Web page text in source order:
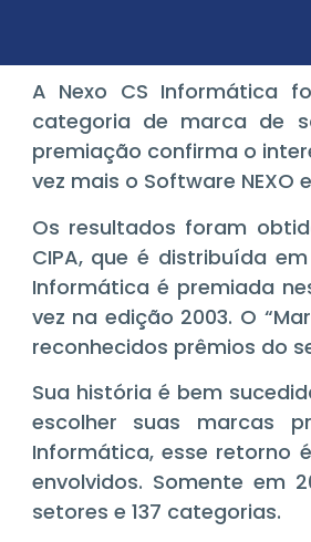
A Nexo CS Informática
categoria de marca de
premiação confirma o
vez mais o Software
Os resultados foram
CIPA, que é distribuída
Informática é premiada
vez na edição 2003. O
reconhecidos prêmios do
Sua história é bem
escolher suas marcas
Informática, esse retorno
envolvidos. Somente em
setores e 137 categorias.